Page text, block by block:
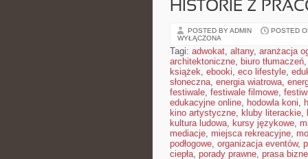
HISTORIE Z
POSTED BY ADMIN POSTED
WYŁĄCZONA
Tagi: adwokat, altany, aranżacja
architektoniczne, biuro tłumaczeń,
książek, ebooki, eco lifestyle,
słoneczna, energia wiatrowa,
festiwale, festiwale filmowe,
edukacyjne online, hodowla koni,
kino artystyczne, kluby literackie,
kultura ludowa, kursy językowe,
mediacje, miejsca rekreacyjne,
podłogowe, organizacja eventów,
ciepła, porady prawne, prasa